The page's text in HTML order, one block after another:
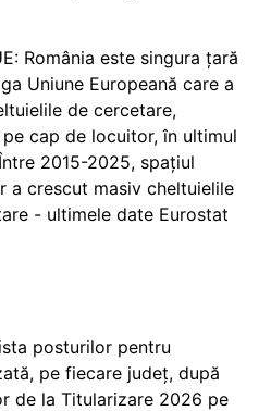
România este singura țară
Uniune Europeană care a
de cercetare,
cap de locuitor, în ultimul
2015-2025, spațiul
a crescut masiv cheltuielile
- ultimele date Eurostat
posturilor pentru
pe fiecare județ, după
de la Titularizare 2026 pe